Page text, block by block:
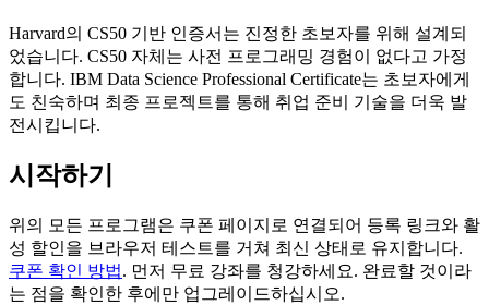
Harvard의 CS50 기반 인증서는 진정한 초보자를 위해 설계되
었습니다. CS50 자체는 사전 프로그래밍 경험이 없다고 가정
합니다. IBM Data Science Professional Certificate는 초보자에게
도 친숙하며 최종 프로젝트를 통해 취업 준비 기술을 더욱 발
전시킵니다.
시작하기
위의 모든 프로그램은 쿠폰 페이지로 연결되어 등록 링크와 활
성 할인을 브라우저 테스트를 거쳐 최신 상태로 유지합니다.
쿠폰 확인 방법. 먼저 무료 강좌를 청강하세요. 완료할 것이라
는 점을 확인한 후에만 업그레이드하십시오.